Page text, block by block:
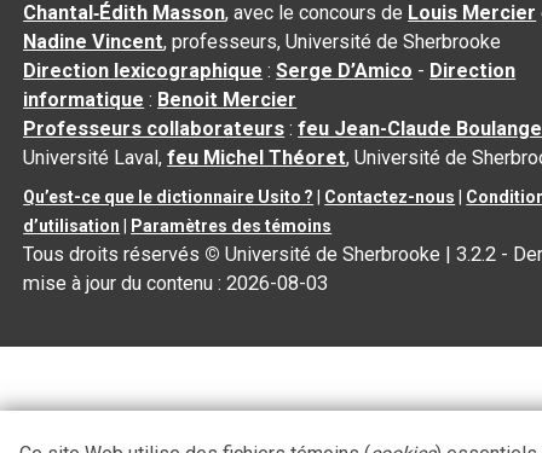
Chantal‑Édith Masson, avec le concours de Louis Mercier
Nadine Vincent, professeurs, Université de Sherbrooke
Direction lexicographique :Serge D’Amico - Direction
informatique : Benoit Mercier
Professeurs collaborateurs :feu Jean-Claude
Université Laval,feu Michel Théoret, Université de
Qu’est-ce que le dictionnaire Usito ? Contactez-nous
d’utilisation
Paramètres des témoins
Tous droits réservés © Université de Sherbrooke |3.2.2 -
mise à jour du contenu :2026-08-03